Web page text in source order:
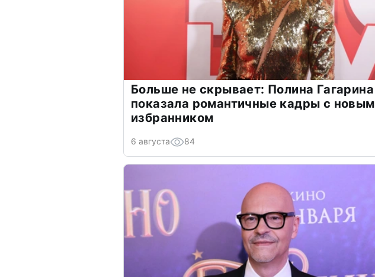
Больше не скрывает: Полина Гагарина
показала романтичные кадры с новым
избранником
6 августа 84